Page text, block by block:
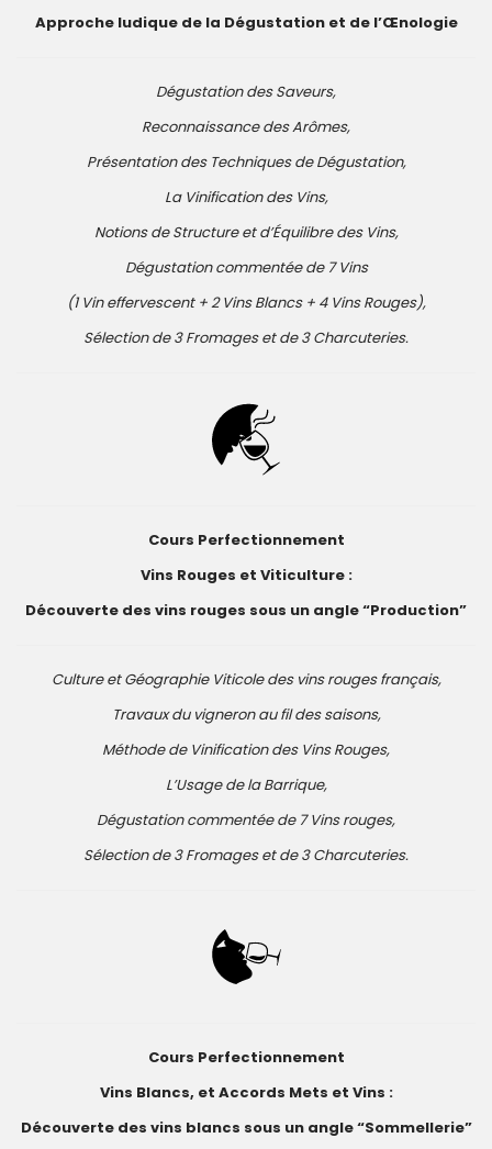
Approche ludique de la Dégustation et de l’Œnologie
Dégustation des Saveurs,
Reconnaissance des Arômes,
Présentation des Techniques de Dégustation,
La Vinification des Vins,
Notions de Structure et d’Équilibre des Vins,
Dégustation commentée de 7 Vins
(1 Vin effervescent + 2 Vins Blancs + 4 Vins Rouges),
Sélection de 3 Fromages et de 3 Charcuteries.
Cours Perfectionnement
Vins Rouges et Viticulture :
Découverte des vins rouges sous un angle “Production”
Culture et Géographie Viticole des vins rouges français,
Travaux du vigneron au fil des saisons,
Méthode de Vinification des Vins Rouges,
L’Usage de la Barrique,
Dégustation commentée de 7 Vins rouges,
Sélection de 3 Fromages et de 3 Charcuteries.
Cours Perfectionnement
Vins Blancs, et Accords Mets et Vins :
Découverte des vins blancs sous un angle “Sommellerie”